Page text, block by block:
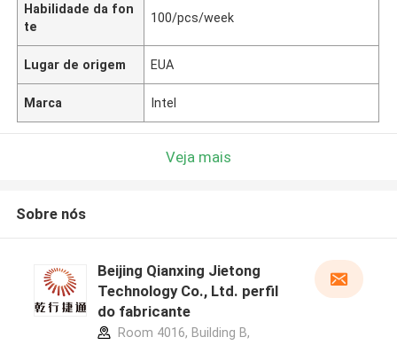
Habilidade da fon
te
100/pcs/week
Lugar de origem EUA
Marca Intel
Veja mais
Sobre nós
Beijing Qianxing Jietong
Technology Co., Ltd. perfil
do fabricante
Room 4016, Building B,